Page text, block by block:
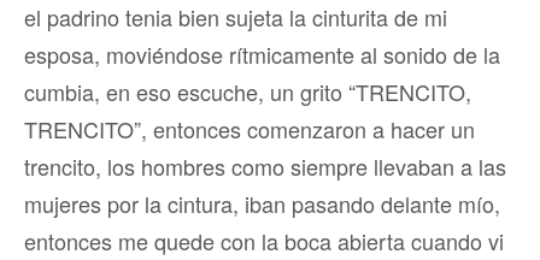
el padrino tenia bien sujeta la cinturita de mi
esposa, moviéndose rítmicamente al sonido de la
cumbia, en eso escuche, un grito “TRENCITO,
TRENCITO”, entonces comenzaron a hacer un
trencito, los hombres como siempre llevaban a las
mujeres por la cintura, iban pasando delante mío,
entonces me quede con la boca abierta cuando vi